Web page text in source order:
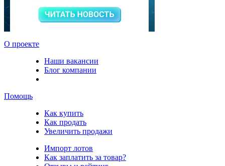
О проекте
Наши вакансии
Блог компании
Помощь
Как купить
Как продать
Увеличить продажи
Импорт лотов
Как заплатить за товар?